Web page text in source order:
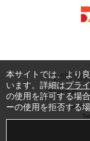
お問い合
利用規約
Copyright ©
本サイトでは、より
います。詳細はプラ
の使用を許可する場
ーの使用を拒否する